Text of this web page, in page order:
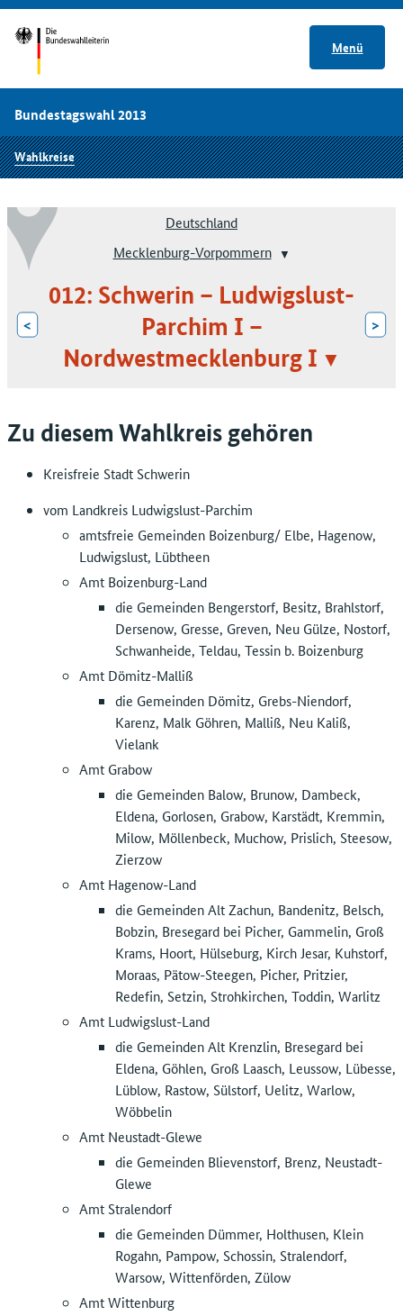
Menü
Bundestagswahl 2013
Wahlkreise
Deutschland
Mecklenburg-Vorpommern
<
012: Schwerin – Ludwigslust-
Parchim I –
Nordwestmecklenburg I
>
Zu diesem Wahlkreis gehören
Kreisfreie Stadt Schwerin
vom Landkreis Ludwigslust-Parchim
amtsfreie Gemeinden Boizenburg/ Elbe, Hagenow,
Ludwigslust, Lübtheen
Amt Boizenburg-Land
die Gemeinden Bengerstorf, Besitz, Brahlstorf,
Dersenow, Gresse, Greven, Neu Gülze, Nostorf,
Schwanheide, Teldau, Tessin b. Boizenburg
Amt Dömitz-Malliß
die Gemeinden Dömitz, Grebs-Niendorf,
Karenz, Malk Göhren, Malliß, Neu Kaliß,
Vielank
Amt Grabow
die Gemeinden Balow, Brunow, Dambeck,
Eldena, Gorlosen, Grabow, Karstädt, Kremmin,
Milow, Möllenbeck, Muchow, Prislich, Steesow,
Zierzow
Amt Hagenow-Land
die Gemeinden Alt Zachun, Bandenitz, Belsch,
Bobzin, Bresegard bei Picher, Gammelin, Groß
Krams, Hoort, Hülseburg, Kirch Jesar, Kuhstorf,
Moraas, Pätow-Steegen, Picher, Pritzier,
Redefin, Setzin, Strohkirchen, Toddin, Warlitz
Amt Ludwigslust-Land
die Gemeinden Alt Krenzlin, Bresegard bei
Eldena, Göhlen, Groß Laasch, Leussow, Lübesse,
Lüblow, Rastow, Sülstorf, Uelitz, Warlow,
Wöbbelin
Amt Neustadt-Glewe
die Gemeinden Blievenstorf, Brenz, Neustadt-
Glewe
Amt Stralendorf
die Gemeinden Dümmer, Holthusen, Klein
Rogahn, Pampow, Schossin, Stralendorf,
Warsow, Wittenförden, Zülow
Amt Wittenburg